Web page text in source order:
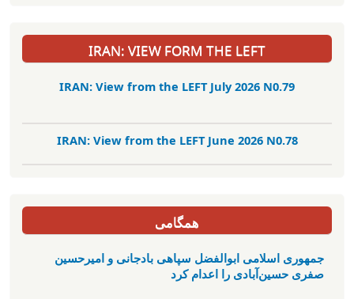
IRAN: VIEW FORM THE LEFT
IRAN: View from the LEFT July 2026 N0.79
IRAN: View from the LEFT June 2026 N0.78
همگامی
جمهوری اسلامی ابوالفضل سپاهی بادجانی و امیرحسین
صفری حسین‌آبادی را اعدام کرد